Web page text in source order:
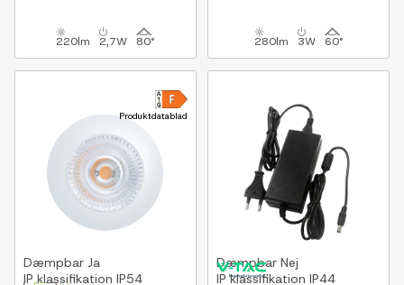
220lm 2,7W 80° 280lm 3W 60°
Produktdatablad
Dæmpbar Ja
IP klassifikation IP54
Dæmpbar Nej
IP klassifikation IP44